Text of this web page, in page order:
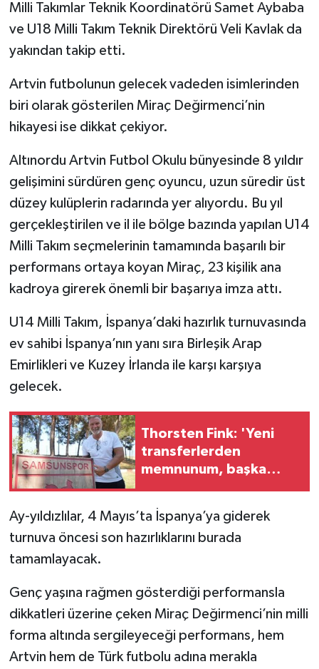
Milli Takımlar Teknik Koordinatörü Samet Aybaba
ve U18 Milli Takım Teknik Direktörü Veli Kavlak da
yakından takip etti.
Artvin futbolunun gelecek vadeden isimlerinden
biri olarak gösterilen Miraç Değirmenci’nin
hikayesi ise dikkat çekiyor.
Altınordu Artvin Futbol Okulu bünyesinde 8 yıldır
gelişimini sürdüren genç oyuncu, uzun süredir üst
düzey kulüplerin radarında yer alıyordu. Bu yıl
gerçekleştirilen ve il ile bölge bazında yapılan U14
Milli Takım seçmelerinin tamamında başarılı bir
performans ortaya koyan Miraç, 23 kişilik ana
kadroya girerek önemli bir başarıya imza attı.
U14 Milli Takım, İspanya’daki hazırlık turnuvasında
ev sahibi İspanya’nın yanı sıra Birleşik Arap
Emirlikleri ve Kuzey İrlanda ile karşı karşıya
gelecek.
Thorsten Fink: 'Yeni
transferlerden
memnunum, başka
yapacağız'
Ay-yıldızlılar, 4 Mayıs’ta İspanya’ya giderek
turnuva öncesi son hazırlıklarını burada
tamamlayacak.
Genç yaşına rağmen gösterdiği performansla
dikkatleri üzerine çeken Miraç Değirmenci’nin milli
forma altında sergileyeceği performans, hem
Artvin hem de Türk futbolu adına merakla